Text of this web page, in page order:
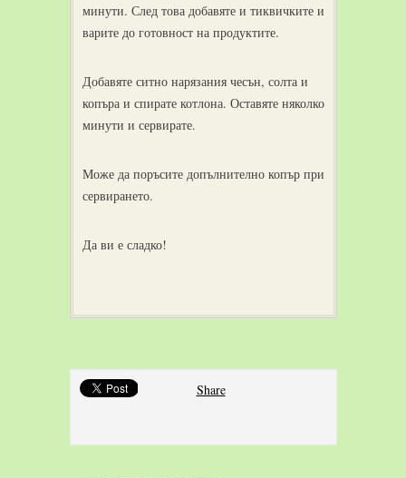
минути. След това добавяте и тиквичките и
варите до готовност на продуктите.
Добавяте ситно нарязания чесън, солта и
копъра и спирате котлона. Оставяте няколко
минути и сервирате.
Може да поръсите допълнително копър при
сервирането.
Да ви е сладко!
Share